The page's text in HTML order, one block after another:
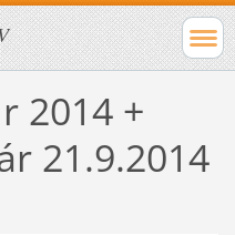
2014 +
21.9.2014